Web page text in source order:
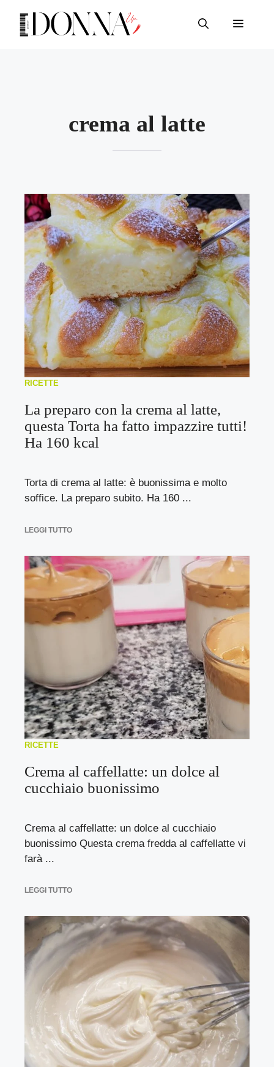
contenuto
Menu
crema al latte
RICETTE
La preparo con la crema al latte,
questa Torta ha fatto impazzire tutti!
Ha 160 kcal
Torta di crema al latte: è buonissima e molto
soffice. La preparo subito. Ha 160 ...
LEGGI TUTTO
RICETTE
Crema al caffellatte: un dolce al
cucchiaio buonissimo
Crema al caffellatte: un dolce al cucchiaio
buonissimo Questa crema fredda al caffellatte vi
farà ...
LEGGI TUTTO